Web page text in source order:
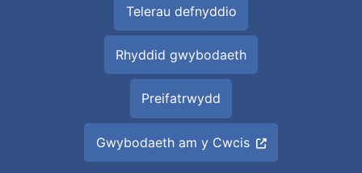
Telerau defnyddio
Rhyddid gwybodaeth
Preifatrwydd
Gwybodaeth am y Cwcis